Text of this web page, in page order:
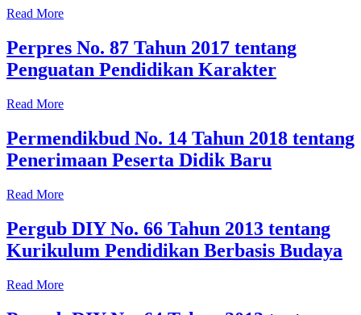
Read More
Perpres No. 87 Tahun 2017 tentang
Penguatan Pendidikan Karakter
Read More
Permendikbud No. 14 Tahun 2018 tentang
Penerimaan Peserta Didik Baru
Read More
Pergub DIY No. 66 Tahun 2013 tentang
Kurikulum Pendidikan Berbasis Budaya
Read More